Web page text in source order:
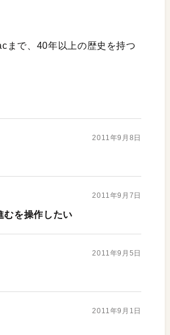
まで、40年以上の歴史を持つ
2011年9月8日
2011年9月7日
むを操作したい
2011年9月5日
2011年9月1日